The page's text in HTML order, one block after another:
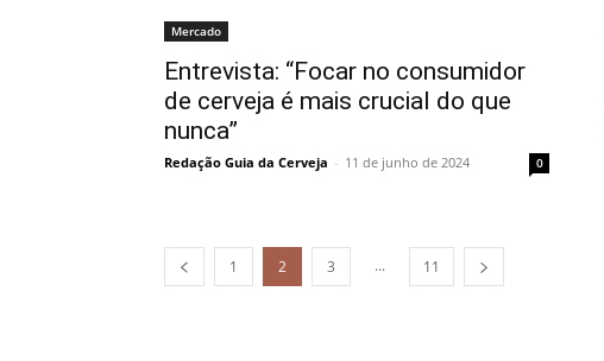
Mercado
Entrevista: “Focar no consumidor
de cerveja é mais crucial do que
nunca”
Redação Guia da Cerveja - 11 de junho de 2024 0
1 2 3 ... 11